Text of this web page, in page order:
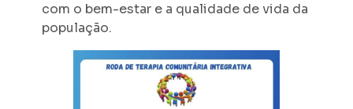
com o bem-estar e a qualidade de vida da
população.